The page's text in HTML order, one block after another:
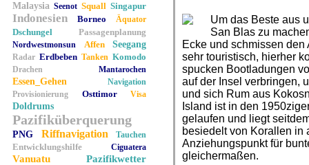
Malaysia Seenot Squall Singapur
Indonesien Borneo Äquator
Dschungel Passagenplanung
Nordwestmonsun Affen Seegang
Radar Erdbeben Tanken Komodo
Drachen Mantarochen
Essen_Gehen
Navigation
Provisionierung
Osttimor Visa
Doldrums
Pazifiküberquerung
PNG Riffnavigation Tauchen
Entwicklungshilfe Ciguatera
Vanuatu Pazifikwetter
Um das Beste aus
San Blas zu
Ecke und schmissen
sehr touristisch, hierher
spucken Bootladungen
auf der Insel verbringen,
und sich Rum aus
Island ist in den
gelaufen und liegt
besiedelt von Korallen in
Anziehungspunkt für
gleichermaßen.